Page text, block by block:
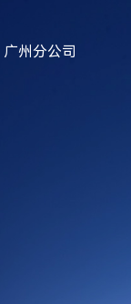
广州分公司